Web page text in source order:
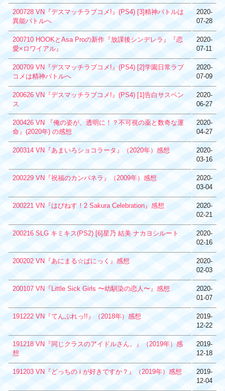
200728 VN『デスマッチラブコメ!』(PS4) [3]精神バトルは
異能バトルへ
2020-
07-28
200710 HOOKとAsa Proの新作『放課後シンデレラ』『恋
愛×ロワイアル』
2020-
07-11
200709 VN『デスマッチラブコメ!』(PS4) [2]学園日常ラブ
コメは精神バトルへ
2020-
07-09
200626 VN『デスマッチラブコメ!』(PS4) [1]告白サスペン
ス
2020-
06-27
200426 VN 『俺の姿が、透明に！？不可視の薬と数奇な運
命』(2020年) の感想
2020-
04-27
200314 VN『あまいろショコラータ』（2020年）感想
2020-
03-16
200229 VN『祝福のカンパネラ』（2009年）感想
2020-
03-04
200221 VN『はぴねす！2 Sakura Celebration』感想
2020-
02-21
200216 SLG キミキス(PS2) [6]星乃 結美 ナカヨシルート
2020-
02-16
200202 VN『あにまる☆ぱにっく』感想
2020-
02-03
200107 VN『Little Sick Girls 〜幼馴染の恋人〜』感想
2020-
01-07
191222 VN『てんぷれっ!!』（2018年）感想
2019-
12-22
191218 VN『同じクラスのアイドルさん。』（2019年）感
想
2019-
12-18
191203 VN『どっちの i が好きですか？』（2019年）感想
2019-
12-04